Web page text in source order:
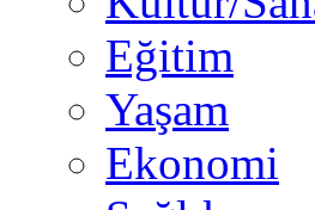
Eğitim
Yaşam
Ekonomi